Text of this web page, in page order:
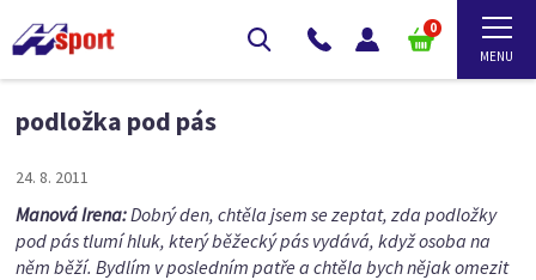
0
podložka pod pás
24. 8. 2011
Manová Irena:Dobrý den, chtěla jsem se zeptat, zda podložky
pod pás tlumí hluk, který běžecký pás vydává, když osoba na
něm běží. Bydlím v posledním patře a chtěla bych nějak omezit